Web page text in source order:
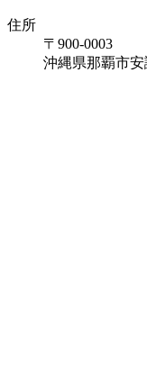
住所
〒900-0003
沖縄県那覇市